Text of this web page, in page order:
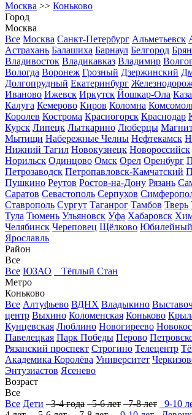
Москва >> Коньково
Город
Москва
Все Москва Санкт-Петербург Альметьевск
Астрахань Балашиха Барнаул Белгород
Владивосток Владикавказ Владимир
Вологда Воронеж Грозный Дзержинский
Долгопрудный Екатеринбург
Иваново Ижевск Иркутск Йошкар-Ола
Калуга Кемерово Киров Коломна
Королев Кострома Красногорск Краснодар
Курск Липецк Лыткарино Люберцы
Мытищи Набережные Челны Нефтекамск
Нижний Тагил Новокузнецк Новороссийск
Норильск Одинцово Омск Орел Оренбург
Петрозаводск Петропавловск-Камчатский
Пушкино Реутов Ростов-на-Дону Рязань
Саратов Севастополь Серпухов
Ставрополь Сургут Таганрог Тамбов Тверь
Тула Тюмень Ульяновск Уфа Хабаровск
Челябинск Череповец Щёлково Юбилейный
Ярославль
Район
Все
Все ЮЗАО
Тёплый Стан
Метро
Коньково
Все Алтуфьево ВДНХ Владыкино
центр Выхино Коломенская Коньково
Кунцевская Люблино Новогиреево
Павелецкая Парк Победы Перово
Рязанский проспект Строгино Телецентр
Академика Королёва Университет
Энтузиастов Ясенево
Возраст
Все
Все Дети 3-4 года 5-6 лет 7-8 лет 9-10